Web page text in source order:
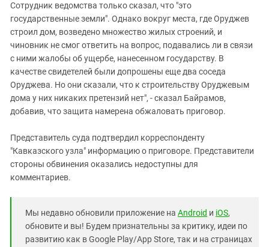
Сотрудник ведомства только сказал, что "это
государственные земли". Однако вокруг места, где Оруджев
строил дом, возведено множество жилых строений, и
чиновник не смог ответить на вопрос, подавались ли в связи
с ними жалобы об ущербе, нанесенном государству. В
качестве свидетелей были допрошены еще два соседа
Оруджева. Но они сказали, что к строительству Оруджевым
дома у них никаких претензий нет", - сказал Байрамов,
добавив, что защита намерена обжаловать приговор.
Представитель суда подтвердил корреспонденту
"Кавказского узла" информацию о приговоре. Представители
стороны обвинения оказались недоступны для
комментариев.
Мы недавно обновили приложение на Android и iOS,
обновите и вы! Будем признательны за критику, идеи по
развитию как в Google Play/App Store, так и на страницах